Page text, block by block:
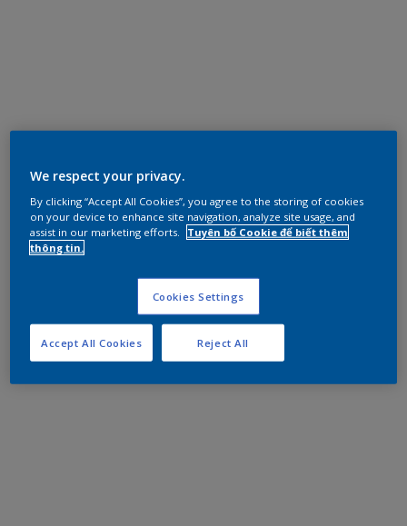
We respect your privacy.
By clicking “Accept All Cookies”, you agree to the storing of cookies
on your device to enhance site navigation, analyze site usage, and
assist in our marketing efforts.
Tuyên bố Cookie để biết thêm
thông tin.
Cookies Settings
Reject All
Accept All Cookies